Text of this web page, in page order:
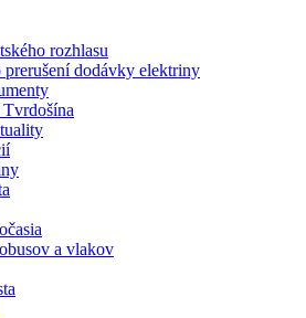
rozhlasu
prerušení dodávky elektriny
a vlakov